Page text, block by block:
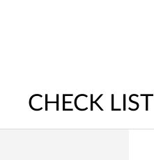
CHECK LIST